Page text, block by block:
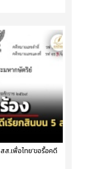
ส.เพื่อไทย’ขอรื้อคดี